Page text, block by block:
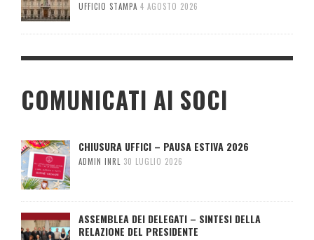
UFFICIO STAMPA 4 AGOSTO 2026
COMUNICATI AI SOCI
CHIUSURA UFFICI – PAUSA ESTIVA 2026
ADMIN INRL 30 LUGLIO 2026
ASSEMBLEA DEI DELEGATI – SINTESI DELLA
RELAZIONE DEL PRESIDENTE